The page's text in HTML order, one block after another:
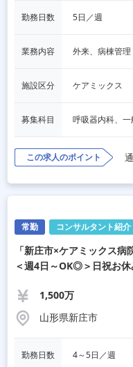
勤務日数 5日／週
業務内容 外来、病棟管理
施設区分 ケアミックス
募集科目
この求人のポイント
常勤 コンサルタント紹介
「新庄市×ケアミックス
＜週4日～OK◎＞日祝お
1,500万
山形県新庄市
勤務日数 4～5日／週